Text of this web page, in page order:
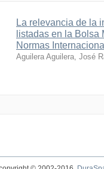
La relevancia de la
listadas en la
Normas
Aguilera Aguilera, José